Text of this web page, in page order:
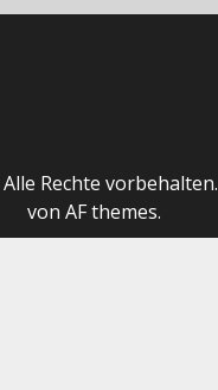
Rechte vorbehalten.
von AF themes.